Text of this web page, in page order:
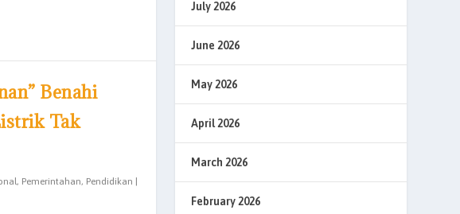
Benahi
Tak
, Pemerintahan, Pendidikan
July 2026
June 2026
May 2026
April 2026
March 2026
February 2026